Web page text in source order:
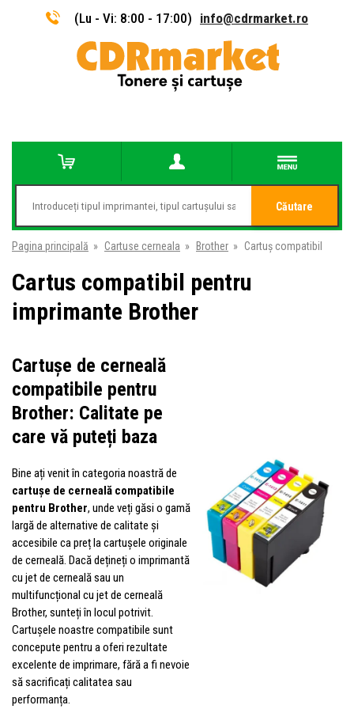
(Lu - Vi: 8:00 - 17:00) info@cdrmarket.ro
Căutare
Pagina principală » Cartuse cerneala » Brother » Cartuş compatibil
Cartus compatibil pentru
imprimante Brother
Cartușe de cerneală
compatibile pentru
Brother: Calitate pe
care vă puteți baza
Bine ați venit în categoria noastră de
cartușe de cerneală compatibile
pentru Brother, unde veți găsi o gamă
largă de alternative de calitate și
accesibile ca preț la cartușele originale
de cerneală. Dacă dețineți o imprimantă
cu jet de cerneală sau un
multifuncțional cu jet de cerneală
Brother, sunteți în locul potrivit.
Cartușele noastre compatibile sunt
concepute pentru a oferi rezultate
excelente de imprimare, fără a fi nevoie
să sacrificați calitatea sau
performanța.